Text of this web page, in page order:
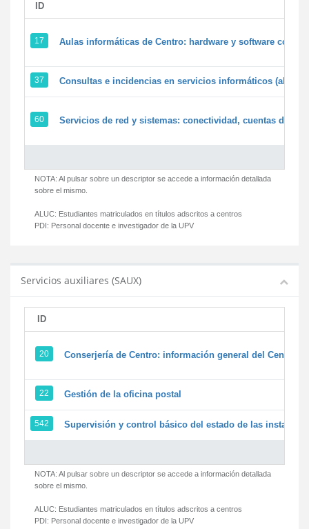
ID
17 Aulas informáticas de Centro: hardware y software
37 Consultas e incidencias en servicios informáticos
60 Servicios de red y sistemas: conectividad, cuentas de
NOTA: Al pulsar sobre un descriptor se accede a información detallada
sobre el mismo.
ALUC: Estudiantes matriculados en títulos adscritos a centros
PDI: Personal docente e investigador de la UPV
Servicios auxiliares (SAUX)
ID
20 Conserjería de Centro: información general del Centro y
22 Gestión de la oficina postal
542 Supervisión y control básico del estado de las
NOTA: Al pulsar sobre un descriptor se accede a información detallada
sobre el mismo.
ALUC: Estudiantes matriculados en títulos adscritos a centros
PDI: Personal docente e investigador de la UPV